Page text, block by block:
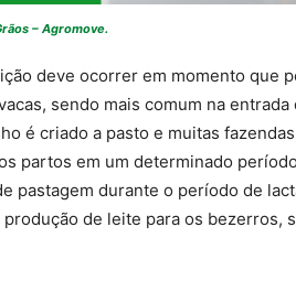
– Agromove.
deve ocorrer em momento que
sendo mais comum na
é criado a pasto e muitas
partos em um determinado
pastagem durante o período de
de leite para os bezerros,